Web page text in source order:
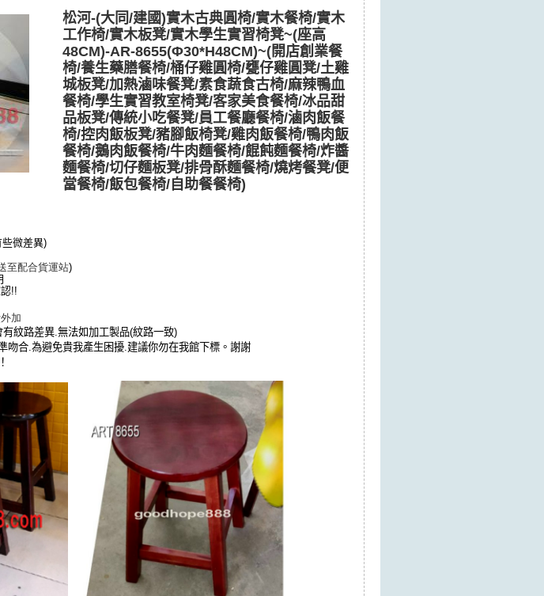
松河-(大同/建國)實木古典圓椅/實木餐椅/實木
工作椅/實木板凳/實木學生實習椅凳~(座高
48CM)-AR-8655(Φ30*H48CM)~(開店創業餐
椅/養生藥膳餐椅/桶仔雞圓椅/甕仔雞圓凳/土雞
城板凳/加熱滷味餐凳/素食蔬食古椅/麻辣鴨血
餐椅/學生實習教室椅凳/客家美食餐椅/冰品甜
品板凳/傳統小吃餐凳/員工餐廳餐椅/滷肉飯餐
椅/控肉飯板凳/豬腳飯椅凳/雞肉飯餐椅/鴨肉飯
餐椅/鵝肉飯餐椅/牛肉麵餐椅/餛飩麵餐椅/炸醬
麵餐椅/切仔麵板凳/排骨酥麵餐椅/燒烤餐凳/便
當餐椅/飯包餐椅/自助餐餐椅)
微差異)
至配合貨運站)
!!
加
紋路差異.無法如加工製品(紋路一致)
合.為避免貴我產生困擾.建議你勿在我館下標。謝謝